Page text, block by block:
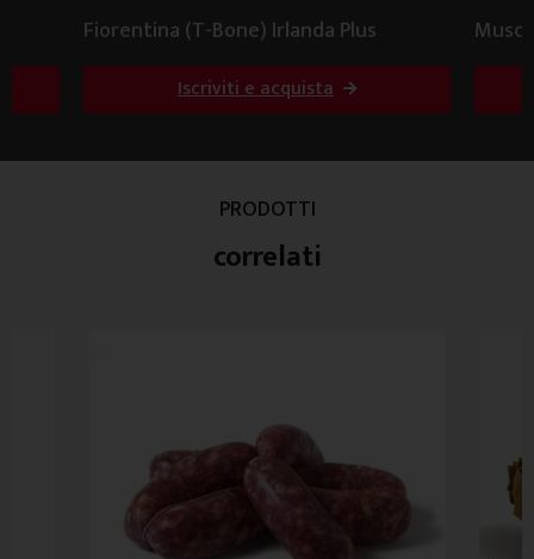
Fiorentina (T-Bone) Irlanda Plus
Iscriviti e acquista
PRODOTTI
correlati